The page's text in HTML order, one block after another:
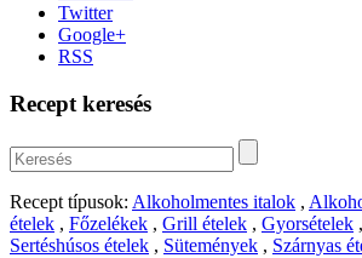
Twitter
Google+
RSS
Recept keresés
Recept típusok: Alkoholmentes italok ,
ételek , Főzelékek , Grill ételek , Gyorsételek ,
Sertéshúsos ételek , Sütemények , Szárnyas